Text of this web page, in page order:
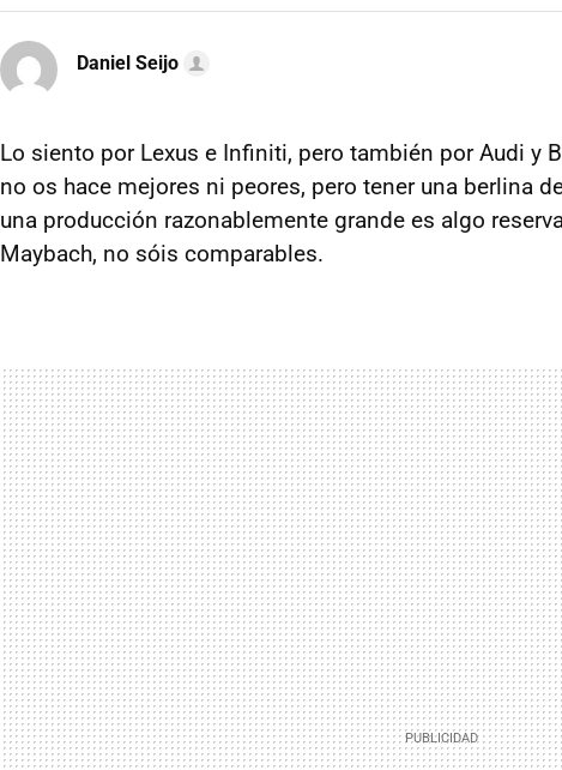
Daniel Seijo
Lo siento por Lexus e Infiniti, pero también por Audi y
no os hace mejores ni peores, pero tener una berlina
una producción razonablemente grande es algo
Maybach, no sóis comparables.